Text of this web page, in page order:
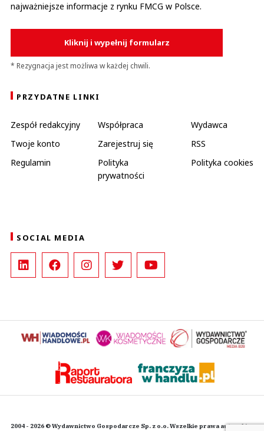
najważniejsze informacje z rynku FMCG w Polsce.
Kliknij i wypełnij formularz
* Rezygnacja jest możliwa w każdej chwili.
PRZYDATNE LINKI
Zespół redakcyjny Współpraca
Wydawca
Twoje konto
Zarejestruj się
RSS
Regulamin
Polityka
prywatności
Polityka cookies
SOCIAL MEDIA
2004 - 2026 © Wydawnictwo Gospodarcze Sp. z o.o. Wszelkie prawa autorskie